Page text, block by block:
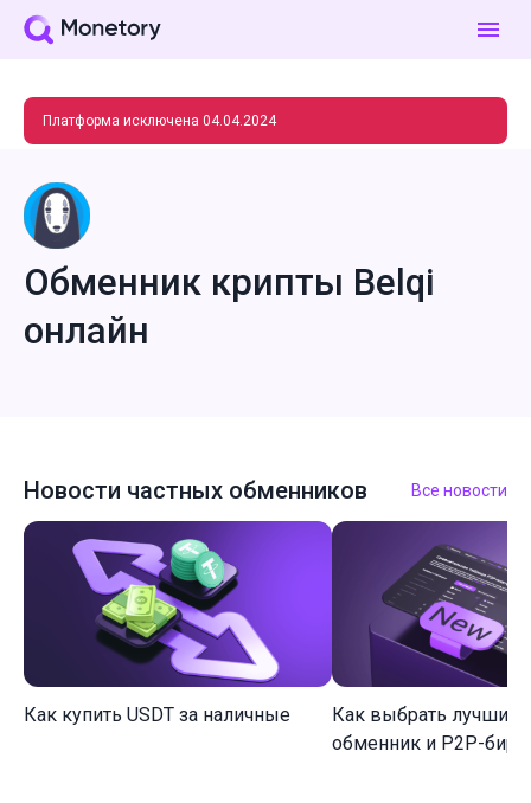
Платформа исключена 04.04.2024
Обменник крипты Belqi
онлайн
Новости частных обменников Все новости
Как купить USDT за наличные
Как выбрать лучший
обменник и P2P-